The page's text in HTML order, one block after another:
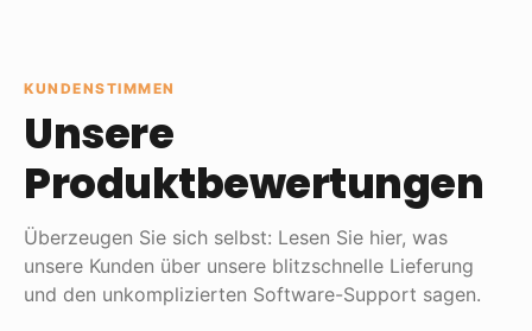
KUNDENSTIMMEN
Unsere
Produktbewertungen
Überzeugen Sie sich selbst: Lesen Sie hier, was
unsere Kunden über unsere blitzschnelle Lieferung
und den unkomplizierten Software-Support sagen.